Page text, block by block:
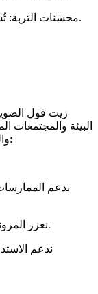
- محسنات التربة: تُستخدم في تركيبات تحسن جودة وصحة التربة.
زيت فول
البيئة والمجتمعات
والمزارعين الصغار في غرب وشرق إفريقيا، نحن:
- نعزز المرونة الاقتصادية والازدهار في المجتمعات الريفية.